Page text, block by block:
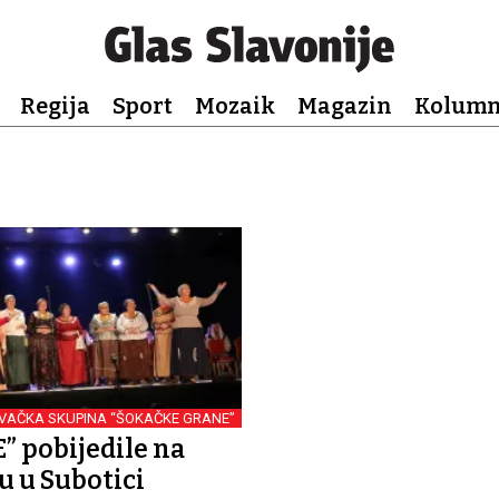
Regija Sport Mozaik Magazin
SKUPINA “ŠOKAČKE GRANE”
pobijedile na
u Subotici